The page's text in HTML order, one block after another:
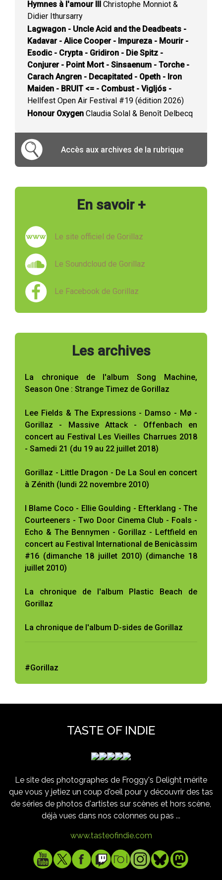
Hymnes à l'amour III Christophe Monniot &
Didier Ithursarry
Lagwagon - Uncle Acid and the Deadbeats -
Kadavar - Alice Cooper - Impureza - Mourir -
Esodic - Crypta - Gridiron - Die Spitz -
Conjurer - Point Mort - Sinsaenum - Torche -
Carach Angren - Decapitated - Opeth - Iron
Maiden - BRUIT <= - Combust - Vigljós -
Hellfest Open Air Festival #19 (édition 2026)
Honour Oxygen Claudia Solal & Benoît Delbecq
Accès aux archives de la rubrique
En savoir +
Le site officiel de Gorillaz
Le Soundcloud de Gorillaz
Le Facebook de Gorillaz
Les archives
La chronique de l'album Song Machine,
Season One : Strange Timez de Gorillaz
Lee Fields & The Expressions - Damso - Mø -
Gorillaz - Massive Attack - Offenbach en
concert au Festival Les Vieilles Charrues 2018
- Samedi 21 (du 19 au 22 juillet 2018)
Gorillaz - Little Dragon - De La Soul en concert
à Zénith (lundi 22 novembre 2010)
I Blame Coco - Ellie Goulding - Efterklang - The
Courteeners - Two Door Cinema Club - Foals -
Echo & The Bennymen - Gorillaz - Leftfield en
concert au Festival International de Benicàssim
#16 (dimanche 18 juillet 2010) (dimanche 18
juillet 2010)
La chronique de l'album Plastic Beach de
Gorillaz
La chronique de l'album D-sides de Gorillaz
#Gorillaz
TASTE OF INDIE
Le site des photographes de Froggy's Delight mérite
que vous y jetiez un coup d'oeil pour y découvrir des tas
de séries de photos d'artistes sur scènes et hors scène,
déjà vues dans nos colonnes ou pas ...
www.tasteofindie.com